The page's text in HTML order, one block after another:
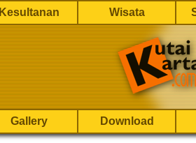
Kesultanan Wisata
Gallery Download